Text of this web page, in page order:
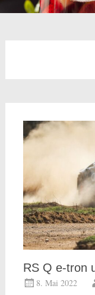
RS Q e-tron
8. Mai 2022